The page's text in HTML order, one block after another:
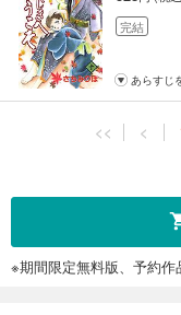
完結
あらすじ
夢やし
あらすじ
夢やしき
<< <
※期間限定無料版、予約